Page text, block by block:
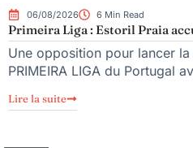
06/08/2026 6 Min Read
Primeira Liga : Estoril Praia
Une opposition pour lancer la
PRIMEIRA LIGA du Portugal
Lire la suite